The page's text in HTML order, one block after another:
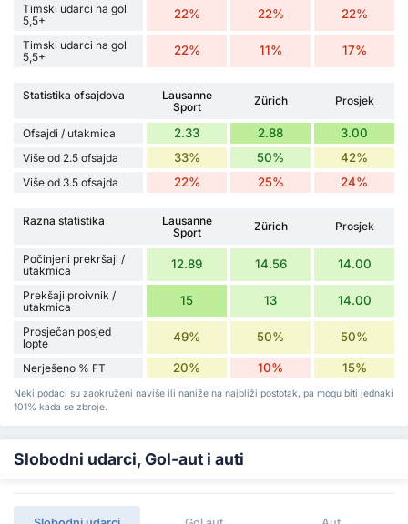
Timski udarci na gol
5,5+
22% 22% 22%
Timski udarci na gol
5,5+
22% 11% 17%
Statistika ofsajdova
Lausanne
Sport
Zürich Prosjek
Ofsajdi / utakmica 2.33 2.88 3.00
Više od 2.5 ofsajda 33% 50% 42%
Više od 3.5 ofsajda 22% 25% 24%
Razna statistika
Lausanne
Sport
Zürich Prosjek
Počinjeni prekršaji /
utakmica
12.89 14.56 14.00
Prekšaji proivnik /
utakmica
15 13 14.00
Prosječan posjed
lopte
49% 50% 50%
Nerješeno % FT 20% 10% 15%
Neki podaci su zaokruženi naviše ili naniže na najbliži postotak, pa mogu biti jednaki
101% kada se zbroje.
Slobodni udarci, Gol-aut i auti